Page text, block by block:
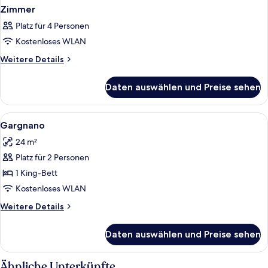
Zimmer
Platz für 4 Personen
Kostenloses WLAN
Weitere Details
Weitere
Daten auswählen und Preise sehen
Alle
Fotos
für
Gargnano
anzeigen
Hochwertige Bettwaren, Pillowtop-
4
Gargnano
24 m²
Platz für 2 Personen
1 King-Bett
Kostenloses WLAN
Weitere Details
Weitere
Daten auswählen und Preise sehen